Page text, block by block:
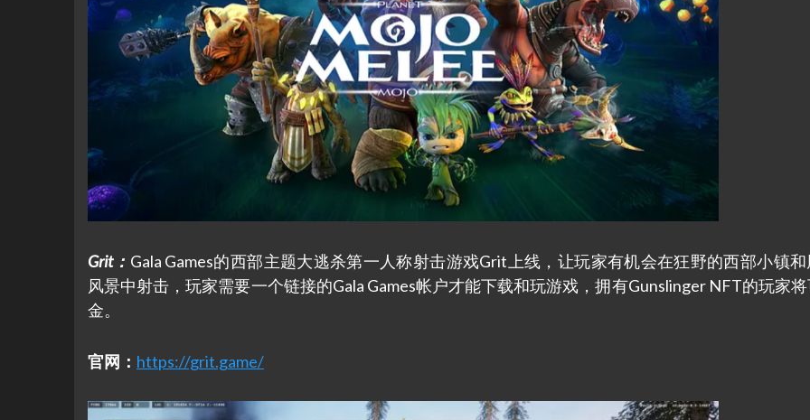
Grit： Gala Games的西部主题大逃杀第一人称射击游戏Grit上线，让玩家有机会在狂野的西部小镇
风景中射击，玩家需要一个链接的Gala Games帐户才能下载和玩游戏，拥有Gunslinger NFT的玩家
金。
官网： https://grit.game/